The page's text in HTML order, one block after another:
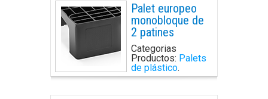
Palet europeo
monobloque de
2 patines
Categorias
Productos: Palets
de plástico.